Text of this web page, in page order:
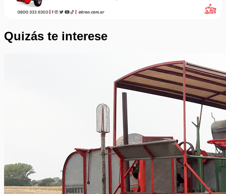
Quizás te interese